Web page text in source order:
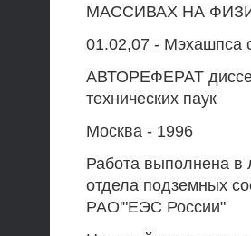
МАССИВАХ НА
01.02,07 - Мэхашпса
АВТОРЕФЕРАТ
технических паук
Москва - 1996
Работа выполнена в
отдела подземных
РАО'"ЕЭС России"